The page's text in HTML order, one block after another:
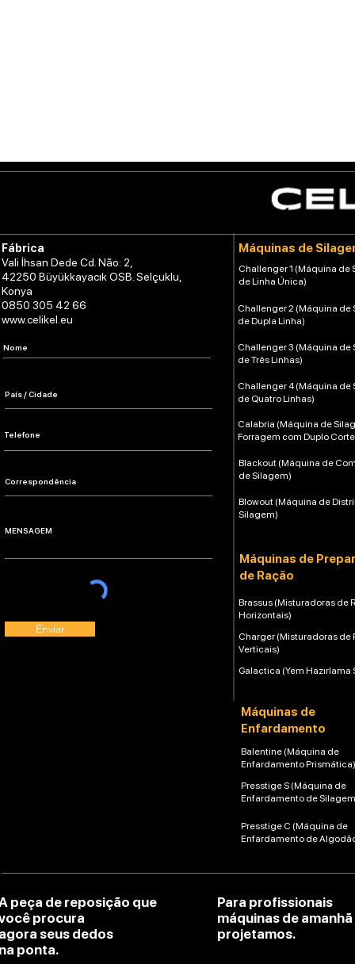
Fábrica
Vali İhsan Dede Cd. Não: 2,
42250 Büyükkayacık OSB. Selçuklu,
Konya
0850 305 42 66
www.celikel.eu
Enviar
Máquinas de
Challenger 1 (Máquina de
de Linha Única)
Challenger 2 (Máquina de
de Dupla Linha)
Calabria (Máquina de
Forragem com Duplo
Blackout (Máquina de
de Silagem)
Blowout (Máquina de
Silagem)
Máquinas de
de Ração
Challenger 4 (Máquina de
de Quatro Linhas)
Challenger 3 (Máquina de
de Três Linhas)
Brassus (Misturadoras de
Horizontais)
Charger (Misturadoras de
Verticais)
Galactica (Yem Hazırlama
Máquinas de
Enfardamento
Balentine (Máquina de
Enfardamento Prismática)
Presstige S (Máquina de
Enfardamento de
Presstige C (Máquina de
Enfardamento de
peça de reposição que
procura
seus dedos
ponta.
Para profissionais
máquinas de amanhã
projetamos.